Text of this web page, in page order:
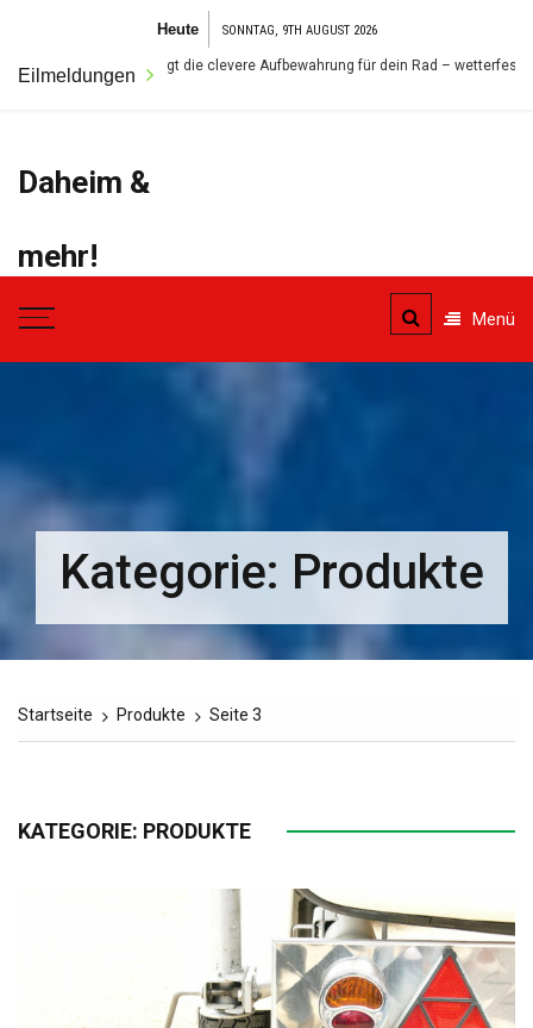
Heute SONNTAG, 9TH AUGUST 2026
Eilmeldungen
So gelingt die clevere Aufbewahrung für dein Rad – wetterfest und sicher
Daheim &
mehr!
Der Ort für alles was das
Eigenheim betrifft.
Menü
Kategorie: Produkte
Startseite Produkte Seite 3
KATEGORIE: PRODUKTE